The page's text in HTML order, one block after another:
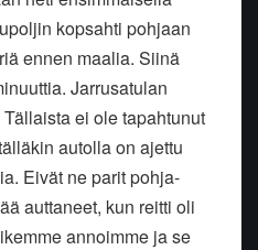
kopsahti pohjaan
ennen maalia. Siinä
Jarrusatulan
ei ole tapahtunut
autolla on ajettu
Eivät ne parit pohja-
auttaneet, kun reitti oli
annoimme ja se